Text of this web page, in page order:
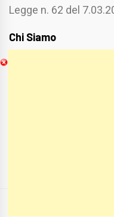
Legge n. 62 del
Chi Siamo